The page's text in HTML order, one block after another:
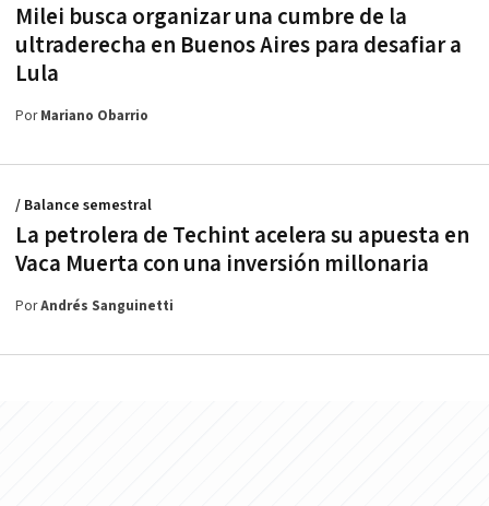
Milei busca organizar una cumbre de la
ultraderecha en Buenos Aires para desafiar a
Lula
PorMariano Obarrio
La petrolera de Techint acelera su apuesta en
Vaca Muerta con una inversión millonaria
/ Balance semestral
PorAndrés Sanguinetti